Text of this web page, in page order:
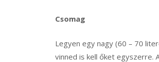
Csomag
Legyen egy nagy (60 – 70
vinned is kell őket egyszerre.